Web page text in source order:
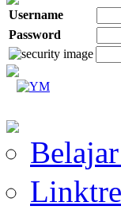
Username
Password